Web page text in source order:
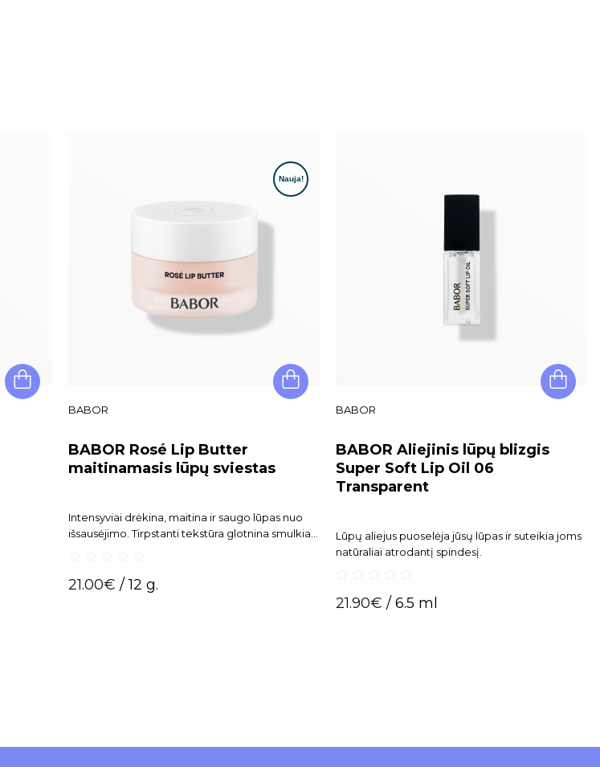
BABOR
BABOR Rosé Lip Butter
maitinamasis lūpų sviestas
Intensyviai drėkina, maitina ir saugo lūpas nuo
išsausėjimo. Tirpstanti tekstūra glotnina smulkias
kasdienį lūpų balzamą arba intensyviai
out
21.00€ / 12 g.
BABOR
BABOR Aliejinis lūpų blizgis
Super Soft Lip Oil 06
Transparent
Lūpų aliejus puoselėja jūsų lūpas ir suteikia joms
natūraliai atrodantį spindesį.
out
21.90€ / 6.5 ml